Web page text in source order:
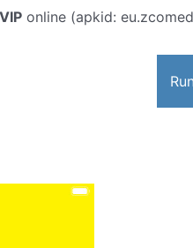
online (apkid: